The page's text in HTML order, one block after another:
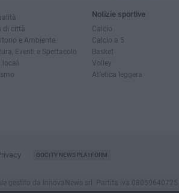
di città
e Ambiente
Eventi e Spettacolo
locali
Notizie sportive
Calcio
Calcio a 5
Basket
Volley
Atletica leggera
GOCITY NEWS PLATFORM
gestito da InnovaNews srl. Partita iva